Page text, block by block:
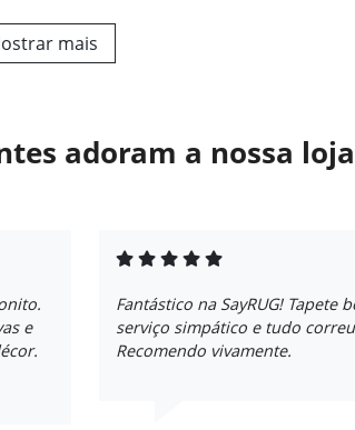
mais
adoram a nossa loja
e
Fantástico na SayRUG! Tapete
serviço simpático e tudo
Recomendo vivamente.